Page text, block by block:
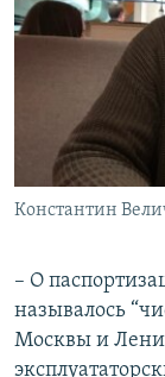
Константин
– О
называлось
Москвы и